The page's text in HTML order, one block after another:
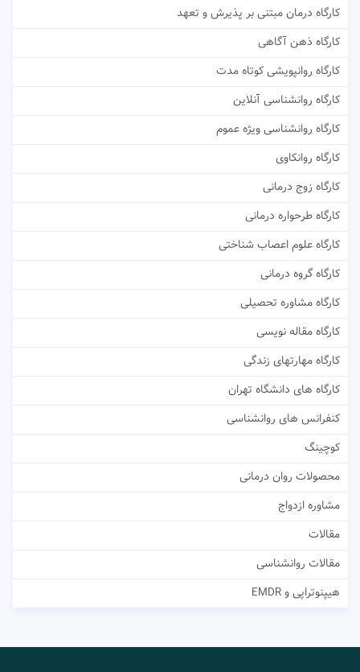
کارگاه درمان مبتنی بر پذیرش و تعهد
کارگاه ذهن آگاهی
کارگاه روانپویشی کوتاه مدت
کارگاه روانشناسی آنلاین
کارگاه روانشناسی ویژه عموم
کارگاه روانکاوی
کارگاه زوج درمانی
کارگاه طرحواره درمانی
کارگاه علوم اعصاب شناختی
کارگاه گروه درمانی
کارگاه مشاوره تحصیلی
کارگاه مقاله نویسی
کارگاه مهارتهای زندگی
کارگاه های دانشگاه تهران
کنفرانس های روانشناسی
کوچینگ
محصولات روان درمانی
مشاوره ازدواج
مقالات
مقالات روانشناسی
هیپنوتراپی و EMDR